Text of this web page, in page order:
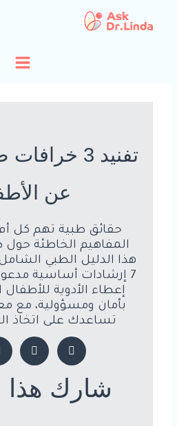
تفنيد 3
عن
حقائق طبية تهم كل
المفاهيم الخاطئة
هذا الدليل الطبي
7 إرشادات أساسية
إعطاء الأدوية
بأمان ومسؤولية، مع
تساعدك على اتخاذ
شارك هذا